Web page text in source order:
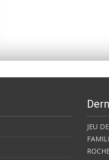
Ecurat : un
JEU